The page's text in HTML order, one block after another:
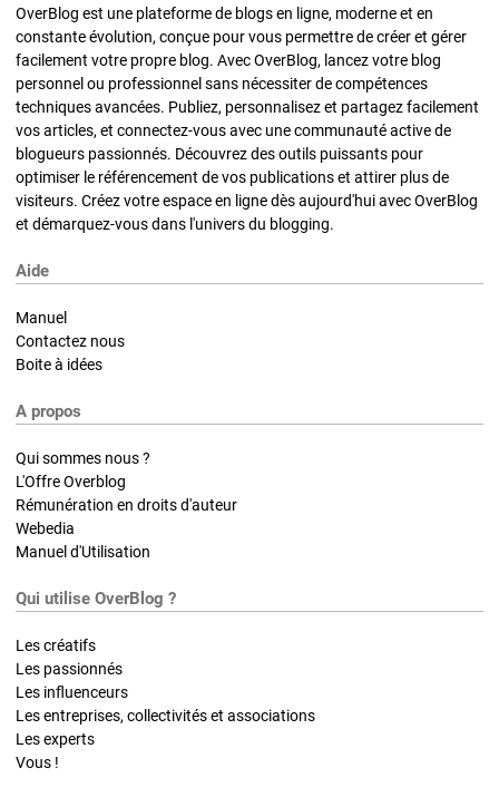
OverBlog est une plateforme de blogs en ligne, moderne et en
constante évolution, conçue pour vous permettre de créer et gérer
facilement votre propre blog. Avec OverBlog, lancez votre blog
personnel ou professionnel sans nécessiter de compétences
techniques avancées. Publiez, personnalisez et partagez facilement
vos articles, et connectez-vous avec une communauté active de
blogueurs passionnés. Découvrez des outils puissants pour
optimiser le référencement de vos publications et attirer plus de
visiteurs. Créez votre espace en ligne dès aujourd'hui avec OverBlog
et démarquez-vous dans l'univers du blogging.
Aide
Manuel
Contactez nous
Boite à idées
A propos
Qui sommes nous ?
L'Offre Overblog
Rémunération en droits d'auteur
Webedia
Manuel d'Utilisation
Qui utilise OverBlog ?
Les créatifs
Les passionnés
Les influenceurs
Les entreprises, collectivités et associations
Les experts
Vous !